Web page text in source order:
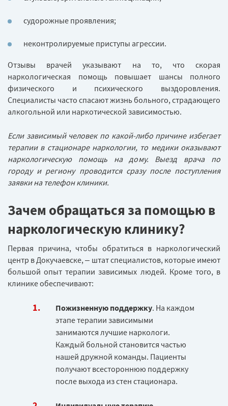
судорожные проявления;
неконтролируемые приступы агрессии.
Отзывы врачей указывают на то, что скорая
наркологическая помощь повышает шансы полного
физического и психического выздоровления.
Специалисты часто спасают жизнь больного, страдающего
алкогольной или наркотической зависимостью.
Если зависимый человек по какой-либо причине избегает
терапии в стационаре наркологии, то медики оказывают
наркологическую помощь на дому. Выезд врача по
городу и региону проводится сразу после поступления
заявки на телефон клиники.
Зачем обращаться за помощью в
наркологическую клинику?
Первая причина, чтобы обратиться в наркологический
центр в Докучаевске, – штат специалистов, которые имеют
большой опыт терапии зависимых людей. Кроме того, в
клинике обеспечивают:
Пожизненную поддержку. На каждом
этапе терапии зависимыми
занимаются лучшие наркологи.
Каждый больной становится частью
нашей дружной команды. Пациенты
получают всестороннюю поддержку
после выхода из стен стационара.